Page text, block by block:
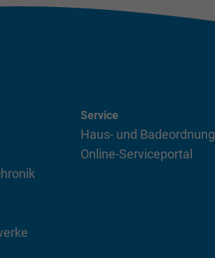
Service
Haus- und Badeordnung
Online-Serviceportal